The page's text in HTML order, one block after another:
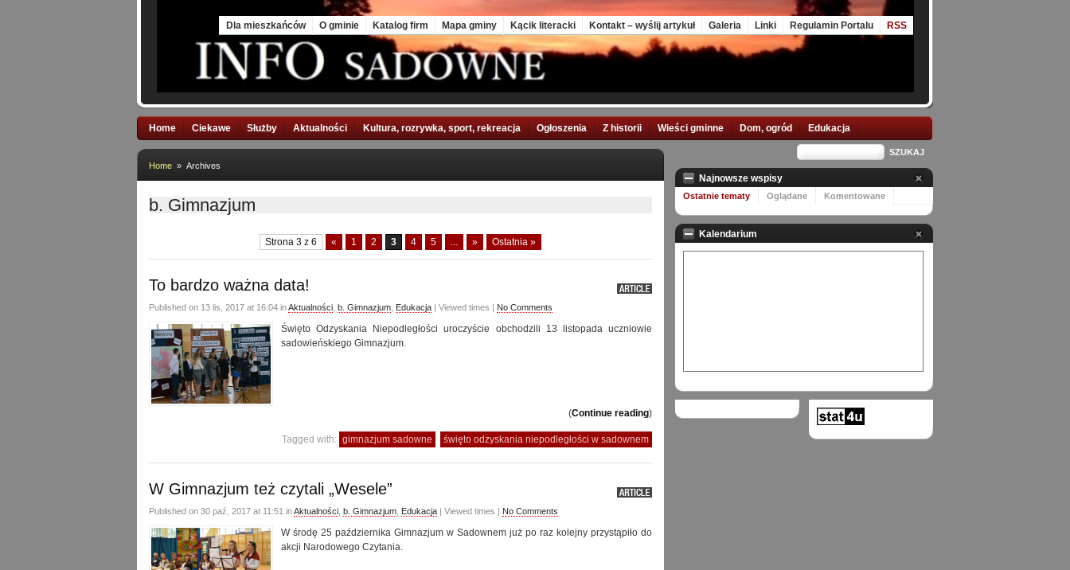
Dla mieszkańców O gminie Katalog firm Mapa gminy Kącik literacki Kontakt – wyślij artykuł Galeria Linki Regulamin Portalu RSS
Home Ciekawe Służby Aktualności Kultura, rozrywka, sport, rekreacja Ogłoszenia Z historii Wieści gminne Dom, ogród Edukacja
Home » Archives
b. Gimnazjum
Strona 3 z 6 « 1 2 3 4 5 ... » Ostatnia »
To bardzo ważna data!
Published on 13 lis, 2017 at 16:04 inAktualności b. Gimnazjum Edukacja | Viewed times | No Comments
Święto Odzyskania Niepodległości uroczyście obchodzili 13 listopada uczniowie
sadowieńskiego Gimnazjum.
(Continue reading)
Tagged with: gimnazjum sadowne święto odzyskania niepodległości w sadownem
W Gimnazjum też czytali „Wesele”
Published on 30 paź, 2017 at 11:51 inAktualności b. Gimnazjum Edukacja | Viewed times | No Comments
W środę 25 października Gimnazjum w Sadownem już po raz kolejny przystąpiło do
akcji Narodowego Czytania.
Najnowsze wspisy
Ostatnie tematy Oglądane Komentowane
Kalendarium